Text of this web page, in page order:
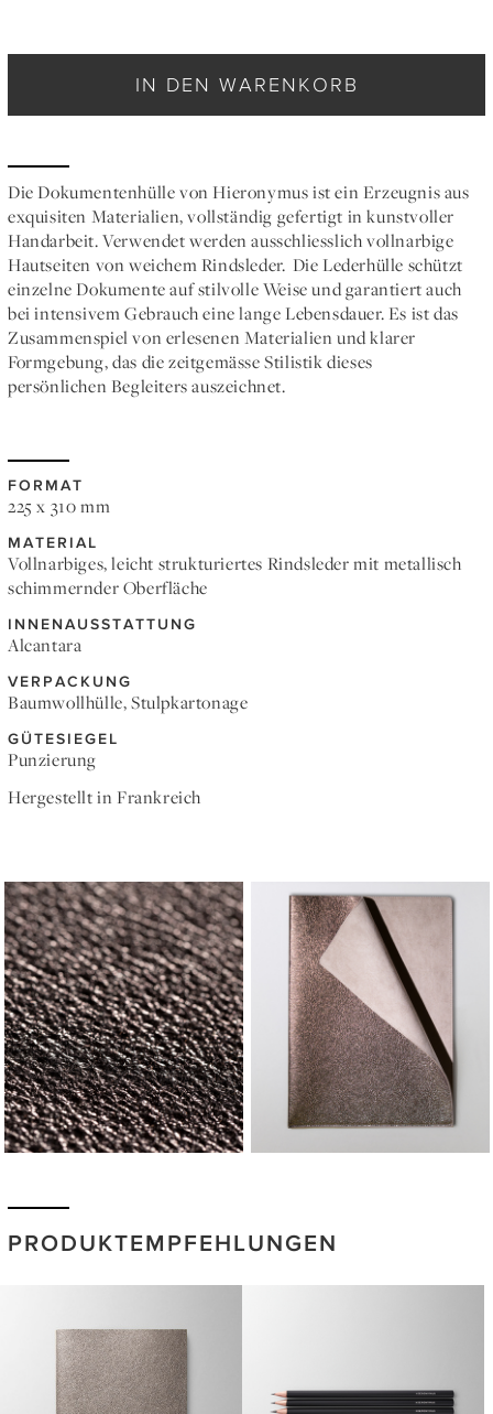
IN DEN WARENKORB
Die Dokumentenhülle von Hieronymus ist ein Erzeugnis aus
exquisiten Materialien, vollständig gefertigt in kunstvoller
Handarbeit. Verwendet werden ausschliesslich vollnarbige
Hautseiten von weichem Rindsleder. Die Lederhülle schützt
einzelne Dokumente auf stilvolle Weise und garantiert auch
bei intensivem Gebrauch eine lange Lebensdauer. Es ist das
Zusammenspiel von erlesenen Materialien und klarer
Formgebung, das die zeitgemässe Stilistik dieses
persönlichen Begleiters auszeichnet.
FORMAT
225 x 310 mm
MATERIAL
Vollnarbiges, leicht strukturiertes Rindsleder mit metallisch
schimmernder Oberfläche
INNENAUSSTATTUNG
Alcantara
VERPACKUNG
Baumwollhülle, Stulpkartonage
GÜTESIEGEL
Punzierung
Hergestellt in Frankreich
PRODUKTEMPFEHLUNGEN